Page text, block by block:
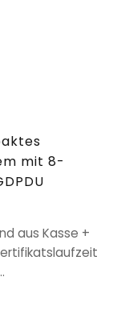
mit 8-
aus Kasse +